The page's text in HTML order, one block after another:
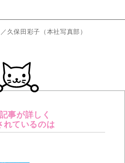
久保田彩子（本社写真部）
事が詳しく
れているのは